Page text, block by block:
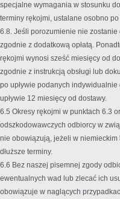
specjalne wymagania w stosunku
terminy rękojmi, ustalane osobno
6.8. Jeśli porozumienie nie
zgodnie z dodatkową opłatą.
rękojmi wynosi sześć miesięcy od
zgodnie z instrukcją obsługi lub
po upływie podanych
upływie 12 miesięcy od dostawy.
6.5 Okresy rękojmi w punktach 6.3
odszkodowawczych odbiorcy w
nie obowiązują, jeżeli w
dłuższe terminy.
6.6 Bez naszej pisemnej zgody
ewentualnych wad lub zlecać ich
obowiązuje w naglących